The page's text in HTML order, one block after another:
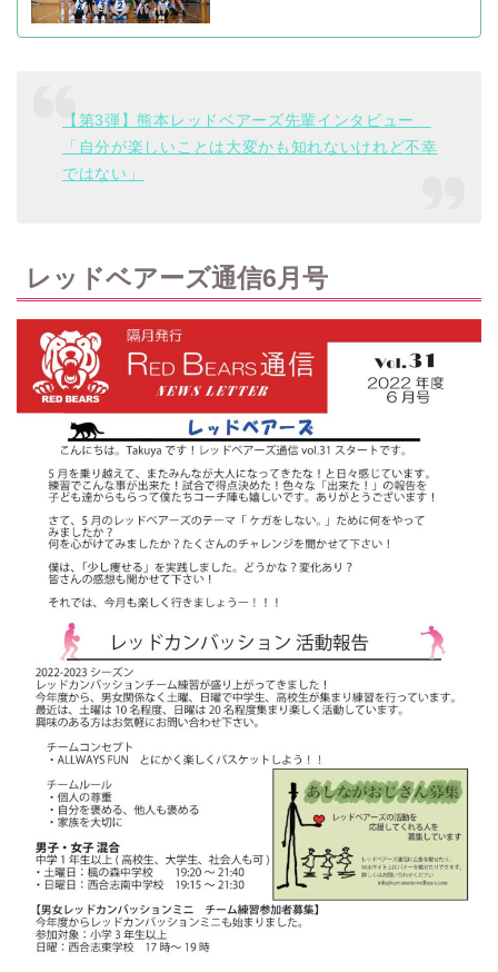
【第3弾】熊本レッドベアーズ先輩インタビュー
「自分が楽しいことは大変かも知れないけれど不幸
ではない」
レッドベアーズ通信6月号